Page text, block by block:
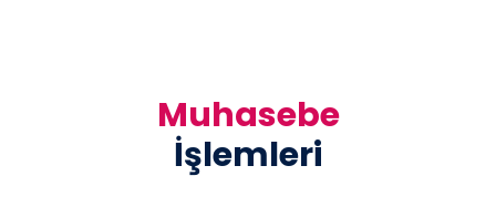
Muhasebe
İşlemleri